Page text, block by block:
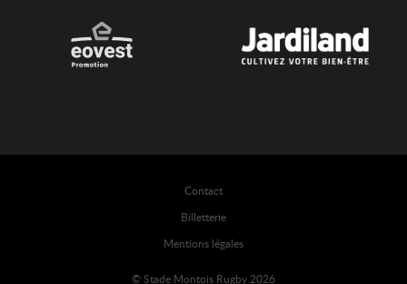
Contact
Billetterie
Mentions légales
© Stade Montois Rugby 2026